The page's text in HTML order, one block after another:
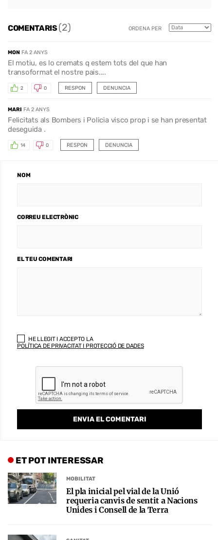
COMENTARIS(2) ORDENA PER
MON FA 2 ANYS
El motiu, es lo cremats q estem tots del que han
transoformat el nostre pais....
RESPON
2 0 DENUNCIA
MARI FA 2 ANYS
Felicitats als Bombers i Policia visco prop i se han presentat
deseguida .
RESPON
14 0 DENUNCIA
NOM
CORREU ELECTRÒNIC
EL TEU COMENTARI
HE LLEGIT I ACCEPTO LA
POLÍTICA DE PRIVACITAT I PROTECCIÓ DE DADES
ET POT INTERESSAR
MOBILITAT
El pla inicial pel vial de la Unió
requeria canvis de sentit a Nacions
Unides i Consell de la Terra